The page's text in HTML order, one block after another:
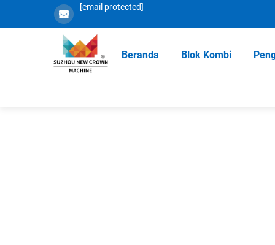
[email protected]
Beranda Blok Kombi